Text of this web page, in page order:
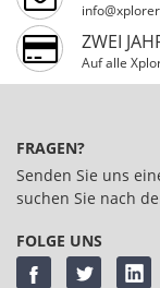
ZWEI
Auf alle
FRAGEN?
Senden Sie uns
suchen Sie nach
FOLGE UNS